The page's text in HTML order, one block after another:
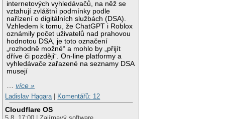
internetových vyhledávačů, na něž se
vztahují zvláštní podmínky podle
nařízení o digitálních službách (DSA).
Vzhledem k tomu, že ChatGPT i Roblox
oznámily počet uživatelů nad prahovou
hodnotou DSA, je toto označení
„rozhodně možné“ a mohlo by „přijít
dříve či později“. On-line platformy a
vyhledávače zařazené na seznamy DSA
musejí
…více »
Ladislav Hagara| Komentářů: 12
Cloudflare OS